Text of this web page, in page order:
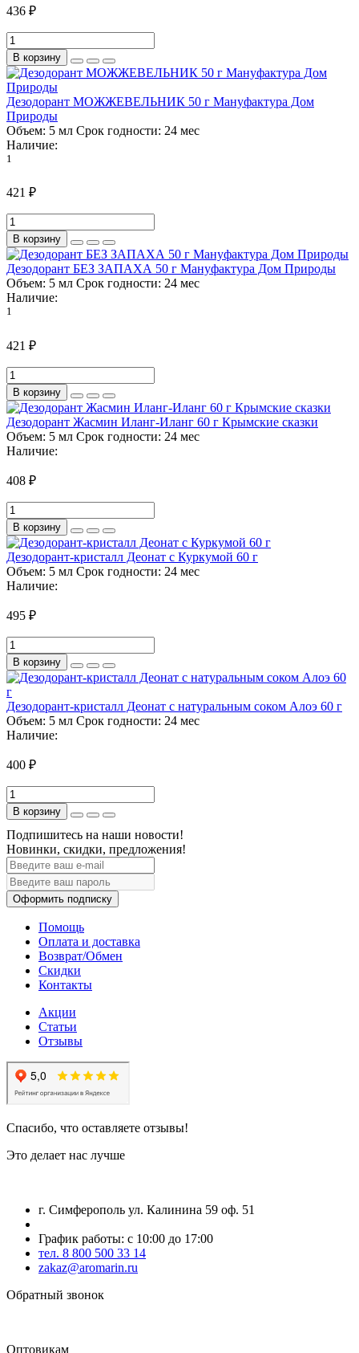
436 ₽
В корзину
Дезодорант МОЖЖЕВЕЛЬНИК 50 г Мануфактура Дом
Природы
Объем: 5 мл Срок годности: 24 мес
Наличие:
1
421 ₽
В корзину
Дезодорант БЕЗ ЗАПАХА 50 г Мануфактура Дом Природы
Объем: 5 мл Срок годности: 24 мес
Наличие:
1
421 ₽
В корзину
Дезодорант Жасмин Иланг-Иланг 60 г Крымские сказки
Объем: 5 мл Срок годности: 24 мес
Наличие:
408 ₽
В корзину
Дезодорант-кристалл Деонат с Куркумой 60 г
Объем: 5 мл Срок годности: 24 мес
Наличие:
495 ₽
В корзину
Дезодорант-кристалл Деонат с натуральным соком Алоэ 60 г
Объем: 5 мл Срок годности: 24 мес
Наличие:
400 ₽
В корзину
Подпишитесь на наши новости!
Новинки, скидки, предложения!
Оформить подписку
Помощь
Оплата и доставка
Возврат/Обмен
Скидки
Контакты
Акции
Статьи
Отзывы
Спасибо, что оставляете отзывы!
Это делает нас лучше
г. Симферополь ул. Калинина 59 оф. 51
График работы: с 10:00 до 17:00
тел. 8 800 500 33 14
zakaz@aromarin.ru
Обратный звонок
Оптовикам